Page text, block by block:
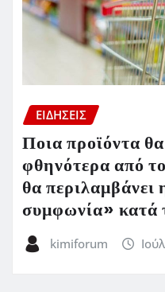
ΕΙΔΗΣΕΙΣ
Ποια προϊόντα
φθηνότερα από
θα περιλαμβάνει
συμφωνία» κατά
kimiforum